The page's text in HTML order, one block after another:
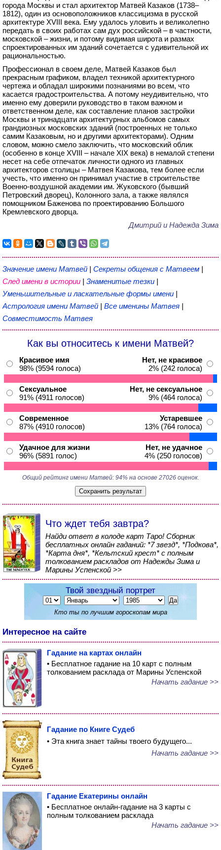
города Москвы и стал архитектор Матвей Казаков (1738–
1812), один из основоположников классицизма в русской
архитектуре ХVIII века. Ему удалось уловить и великолепно
передать в своих работах сам дух российской – в частности,
московской – жизни, и потому видимая широта и размах
спроектированных им зданий сочетается с удивительной их
рациональностью.
Профессионал в своем деле, Матвей Казаков был
прекрасным графиком, владел техникой архитектурного
чертежа и обладал широкими познаниями во всем, что
касается градостроительства. А потому неудивительно, что
именно ему доверили руководство в таком важном и
ответственном деле, как составление планов застройки
Москвы и тринадцати архитектурных альбомов самых
грандиозных московских зданий (построенных не только
самим Казаковым, но и другими архитекторами). Одним
словом, можно смело заключить, что московский облик
(особенно в конце XVIII – начале XIX века) в немалой степени
несет на себе отпечаток личности одного из главных
архитекторов столицы – Матвея Казакова, тем более если
учесть, что именно он принимал участие в строительстве
Военно-воздушной академии им. Жуковского (бывший
Петровский дворец), Колонного зала, а также являлся
помощником Баженова по проектированию Большого
Кремлевского дворца.
Дмитрий и Надежда Зима
Значение имени Матвей | Секреты общения с Матвеем |
След имени в истории | Знаменитые тезки |
Уменьшительные и ласкательные формы имени |
Астрология имени Матвей | Все именины Матвея |
Совместимость Матвея
Как вы относитесь к имени Матвей?
Красивое имя
98% (9594 голоса)
Нет, не красивое
2% (242 голоса)
Сексуальное
91% (4911 голосов)
Нет, не сексуальное
9% (464 голоса)
Современное
87% (4910 голосов)
Устаревшее
13% (764 голоса)
Удачное для жизни
96% (5891 голос)
Нет, не удачное
4% (250 голосов)
Общий рейтинг имени Матвей: 94% на основе 27026 оценок.
Что ждет тебя завтра?
Найди ответ в колоде карт Таро! Сборник
бесплатных онлайн гаданий: *7 звезд*, *Подкова*,
*Карта дня*, *Кельтский крест* с полным
толкованием раскладов от Надежды Зима и
Марины Успенской >>
Твой звездный портрет
Кто ты по лучшим гороскопам мира
Интересное на сайте
Гадание на картах онлайн
• Бесплатное гадание на 10 карт с полным
толкованием расклада от Марины Успенской
Начать гадание >>
Гадание по Книге Судеб
• Эта книга знает тайны твоего будущего...
Начать гадание >>
Гадание Екатерины онлайн
• Бесплатное онлайн-гадание на 3 карты с
полным толкованием расклада
Начать гадание >>